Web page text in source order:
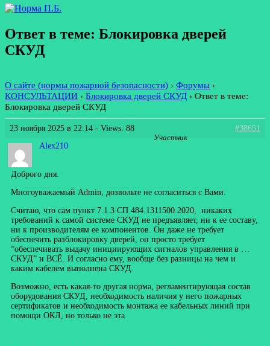
Ответ в теме: Блокировка дверей
СКУД
О сайте (нормы пожарной безопасности) › Форумы ›
КОНСУЛЬТАЦИИ › Блокировка дверей СКУД › Ответ в теме:
Блокировка дверей СКУД
23 ноября 2025 в 22:14 - Views: 88
#38651
Alex210
Участник
Доброго дня.
Многоуважаемый Admin, дозвольте не согласиться с Вами.
Считаю, что сам пункт 7.1.3 СП 484.1311500.2020, никаких
требований к самой системе СКУД не предъявляет, ни к ее составу,
ни к производителям ее компонентов. Он даже не требует
обеспечить разблокировку дверей, он просто требует
“обеспечивать выдачу инициирующих сигналов управления в …
СКУД” и ВСЁ. И согласно ему, вообще без разницы на чем и
каким кабелем выполнена СКУД.
Возможно, есть какая-то другая норма, регламентирующая состав
оборудования СКУД, необходимость наличия у него пожарных
сертификатов и необходимость монтажа ее кабельных линий при
помощи ОКЛ, но только не эта.